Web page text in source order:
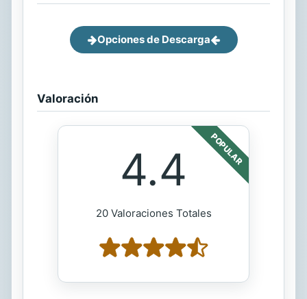
Opciones de Descarga
Valoración
POPULAR
4.4
20 Valoraciones Totales